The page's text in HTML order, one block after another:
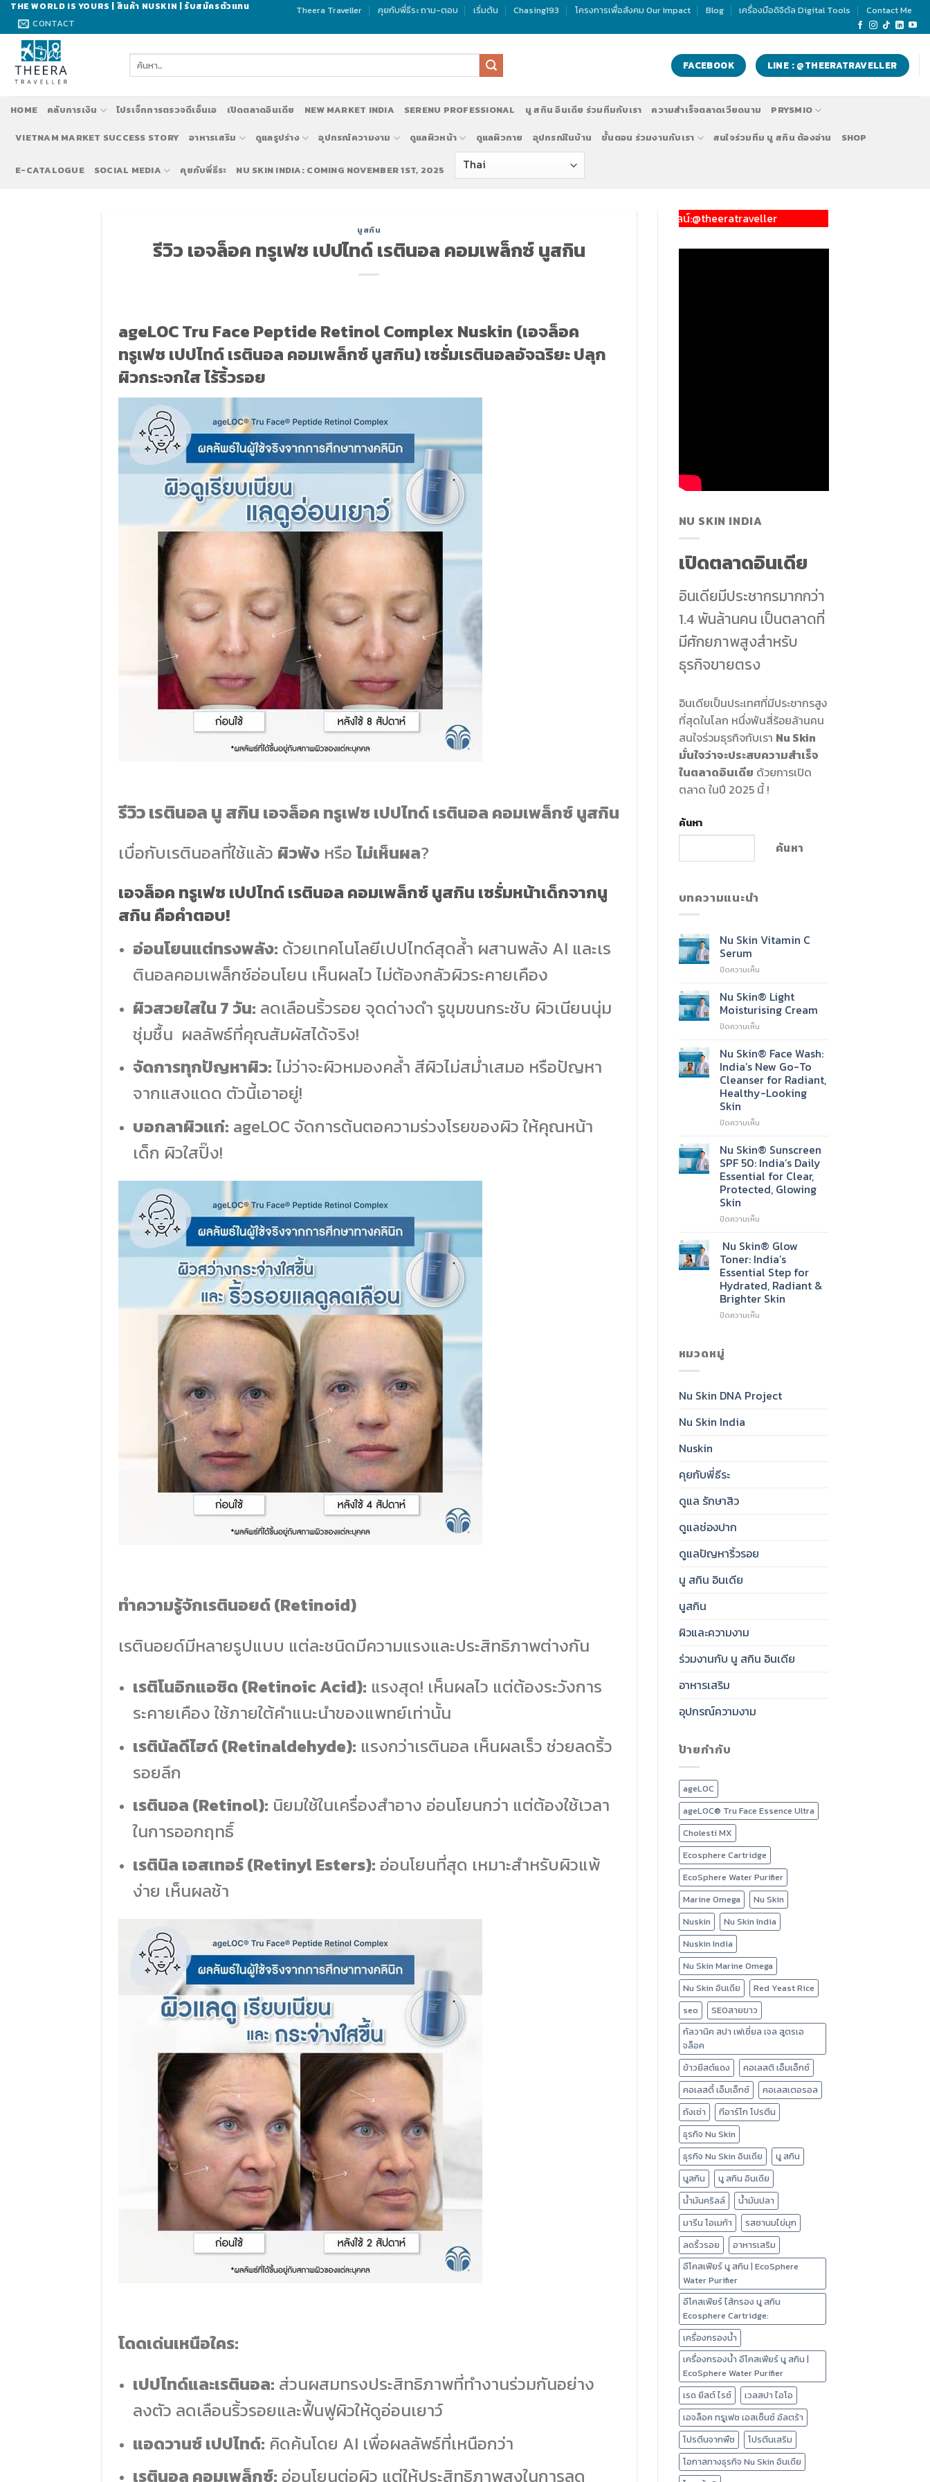
Skip
content
THE WORLD IS YOURS | สินค้า NUSKIN | รับสมัครตัวแทน
CONTACT
Theera Traveller คุยกับพี่ธีระ ถาม-ตอบ เริ่มต้น Chasing193 โครงการเพื่อสังคม Our Impact Blog เครื่องมือดิจิตัล Digital Tools Contact Me
ค้นหา: FACEBOOK LINE : @THEERATRAVELLER
HOME คลับการเงิน โปรเจ็กการตรวจดีเอ็นเอ เปิดตลาดอินเดีย NEW MARKET INDIA SERENU PROFESSIONAL นู สกิน อินเดีย ร่วมทีมกับเรา ความสำเร็จตลาดเวียดนาม PRYSMIO
VIETNAM MARKET SUCCESS STORY อาหารเสริม ดูแลรูปร่าง อุปกรณ์ความงาม ดูแลผิวหน้า ดูแลผิวกาย อุปกรณ์ในบ้าน ขั้นตอน ร่วมงานกับเรา สนใจร่วมทีม นู สกิน ต้องอ่าน SHOP
E-CATALOGUE SOCIAL MEDIA คุยกับพี่ธีระ NU SKIN INDIA: COMING NOVEMBER 1ST, 2025
นูสกิน
รีวิว เอจล็อค ทรูเฟซ เปปไทด์ เรตินอล คอมเพล็กซ์ นูสกิน
ageLOC Tru Face Peptide Retinol Complex Nuskin (เอจล็อค
ทรูเฟซ เปปไทด์ เรตินอล คอมเพล็กซ์ นูสกิน) เซรั่มเรตินอลอัจฉริยะ ปลุก
ผิวกระจกใส ไร้ริ้วรอย
รีวิว เรตินอล นู สกิน เอจล็อค ทรูเฟซ เปปไทด์ เรตินอล คอมเพล็กซ์ นูสกิน
เบื่อกับเรตินอลที่ใช้แล้ว ผิวพัง หรือ ไม่เห็นผล?
เอจล็อค ทรูเฟซ เปปไทด์ เรตินอล คอมเพล็กซ์ นูสกิน เซรั่มหน้าเด็กจากนู
สกิน คือคำตอบ!
อ่อนโยนแต่ทรงพลัง: ด้วยเทคโนโลยีเปปไทด์สุดล้ำ ผสานพลัง AI และเร
ตินอลคอมเพล็กซ์อ่อนโยน เห็นผลไว ไม่ต้องกลัวผิวระคายเคือง
ผิวสวยใสใน 7 วัน: ลดเลือนริ้วรอย จุดด่างดำ รูขุมขนกระชับ ผิวเนียนนุ่ม
ชุ่มชื้น ผลลัพธ์ที่คุณสัมผัสได้จริง!
จัดการทุกปัญหาผิว: ไม่ว่าจะผิวหมองคล้ำ สีผิวไม่สม่ำเสมอ หรือปัญหา
จากแสงแดด ตัวนี้เอาอยู่!
บอกลาผิวแก่: ageLOC จัดการต้นตอความร่วงโรยของผิว ให้คุณหน้า
เด็ก ผิวใสปิ๊ง!
ทำความรู้จักเรตินอยด์ (Retinoid)
เรตินอยด์มีหลายรูปแบบ แต่ละชนิดมีความแรงและประสิทธิภาพต่างกัน
เรติโนอิกแอซิด (Retinoic Acid): แรงสุด! เห็นผลไว แต่ต้องระวังการ
ระคายเคือง ใช้ภายใต้คำแนะนำของแพทย์เท่านั้น
เรตินัลดีไฮด์ (Retinaldehyde): แรงกว่าเรตินอล เห็นผลเร็ว ช่วยลดริ้ว
รอยลึก
เรตินอล (Retinol): นิยมใช้ในเครื่องสำอาง อ่อนโยนกว่า แต่ต้องใช้เวลา
ในการออกฤทธิ์
เรตินิล เอสเทอร์ (Retinyl Esters): อ่อนโยนที่สุด เหมาะสำหรับผิวแพ้
ง่าย เห็นผลช้า
โดดเด่นเหนือใคร:
เปปไทด์และเรตินอล: ส่วนผสมทรงประสิทธิภาพที่ทำงานร่วมกันอย่าง
ลงตัว ลดเลือนริ้วรอยและฟื้นฟูผิวให้ดูอ่อนเยาว์
แอดวานซ์ เปปไทด์: คิดค้นโดย AI เพื่อผลลัพธ์ที่เหนือกว่า
เรตินอล คอมเพล็กซ์: อ่อนโยนต่อผิว แต่ให้ประสิทธิภาพสูงในการลด
รับสมัครทีมงานทำตลาด นู สกิน ประเทศอินเดีย NU SKIN INDIA แอดไลน์:@theeratraveller
NU SKIN INDIA
เปิดตลาดอินเดีย
อินเดียมีประชากรมากกว่า
1.4 พันล้านคน เป็นตลาดที่
มีศักยภาพสูงสำหรับ
ธุรกิจขายตรง
อินเดียเป็นประเทศที่มีประชากรสูง
ที่สุดในโลก หนึ่งพันสี่ร้อยล้านคน
สนใจร่วมธุรกิจกับเรา Nu Skin
มั่นใจว่าจะประสบความสำเร็จ
ในตลาดอินเดีย ด้วยการเปิด
ตลาด ในปี 2025 นี้ !
ค้นหา
ค้นหา
บทความแนะนำ
Nu Skin Vitamin C
Serum
ปิดความเห็นบน
Skin
Vitamin
C
Serum
Nu Skin® Light
Moisturising Cream
ปิดความเห็นบน
Skin®
Light
Moisturising
Cream
Nu Skin® Face Wash:
India’s New Go-To
Cleanser for Radiant,
Healthy-Looking
Skin
ปิดความเห็นบน
Skin®
Face
Wash:
India’s
New
To
for
Radiant,
Healthy-
Looking
Skin
Nu Skin® Sunscreen
SPF 50: India’s Daily
Essential for Clear,
Protected, Glowing
Skin
ปิดความเห็นบน
Skin®
Sunscreen
SPF
50:
India’s
Daily
Essential
Nu Skin® Glow
Toner: India’s
Essential Step for
Hydrated, Radiant &
Brighter Skin
ปิดความเห็นบน
Step
หมวดหมู่
Nu Skin DNA Project
Nu Skin India
Nuskin
คุยกับพี่ธีระ
ดูแล รักษาสิว
ดูแลช่องปาก
ดูแลปัญหาริ้วรอย
นู สกิน อินเดีย
นูสกิน
ผิวและความงาม
ร่วมงานกับ นู สกิน อินเดีย
อาหารเสริม
อุปกรณ์ความงาม
ป้ายกำกับ
ageLOC
ageLOC® Tru Face Essence Ultra
Cholesti MX
Ecosphere Cartridge
EcoSphere Water Purifier
Marine Omega
Nu Skin
Nuskin
Nu Skin India
Nuskin India
Nu Skin Marine Omega
Nu Skin อินเดีย
Red Yeast Rice
seo
SEOสายขาว
กัลวานิค สปา เฟเชี่ยล เจล สูตรเอ
จล็อค
ข้าวยีสต์แดง
คอเลสติ เอ็มเอ็กซ์
คอเลสตี้ เอ็มเอ็กซ์
คอเลสเตอรอล
ถังเช่า
ทีอาร์โก โปรตีน
ธุรกิจ Nu Skin
ธุรกิจ Nu Skin อินเดีย
นู สกิน
นูสกิน
นู สกิน อินเดีย
น้ำมันคริลล์
น้ำมันปลา
มารีน โอเมก้า
รสชานมไข่มุก
ลดริ้วรอย
อาหารเสริม
อีโคสเฟียร์ นู สกิน | EcoSphere
Water Purifier
อีโคสเฟียร์ ไส้กรอง นู สกิน
Ecosphere Cartridge:
เครื่องกรองน้ำ
เครื่องกรองน้ำ อีโคสเฟียร์ นู สกิน |
EcoSphere Water Purifier
เรด ยีสต์ ไรซ์
เวลสปา ไอโอ
เอจล็อค ทรูเฟซ เอสเซ็นซ์ อัลตร้า
โปรตีนจากพืช
โปรตีนเสริม
โอกาสทางธุรกิจ Nu Skin อินเดีย